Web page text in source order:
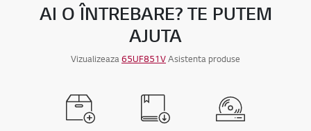
AI O ÎNTREBARE? TE PUTEM
AJUTA
Vizualizeaza65UF851VAsistenta produse